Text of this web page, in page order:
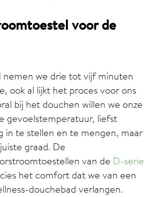
voor de
nemen we drie tot vijf minuten
ook al lijkt het proces voor ons
bij het douchen willen we onze
gevoelstemperatuur, liefst
in te stellen en te mengen, maar
graad. De
van de D-serie
het comfort dat we van een
douchebad verlangen.